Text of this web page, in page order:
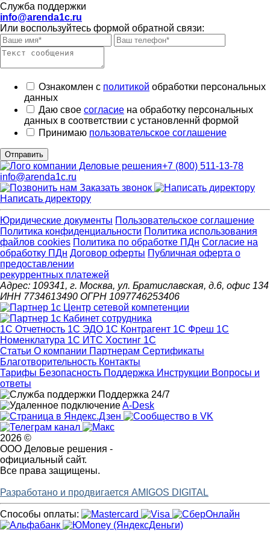
Служба поддержки
info@arenda1c.ru
Или воспользуйтесь формой обратной связи:
Ознакомлен с политикой обработки персональных
данных
Даю свое согласие на обработку персональных
данных в соответствии с установленнй формой
Принимаю пользовательское соглашение
Отправить
+7 (800) 511-13-78
info@arenda1c.ru
Заказать звонок
Написать директору
Юридические документы Пользовательское соглашение
Политика конфиденциальности Политика использования
файлов cookies Политика по обработке ПДн Cогласие на
обработку ПДн Договор оферты Публичная оферта о
предоставлении
рекуррентных платежей
Адрес: 109341, г. Москва, ул. Братиславская, д.6, офис 134
ИНН 7734613490 ОГРН 1097746253406
1С Отчетность 1С ЭДО 1С Контрагент 1С Фреш 1С
Номенклатура 1С ИТС Хостинг 1С
Статьи О компании Партнерам Сертификаты
Благотворительность Контакты
Тарифы Безопасность Поддержка Инструкции Вопросы и
ответы
Поддержка 24/7
A-Desk
2026 ©
ООО Деловые решения -
официальный сайт.
Все права защищены.
Разработано и продвигается AMIGOS DIGITAL
Способы оплаты: